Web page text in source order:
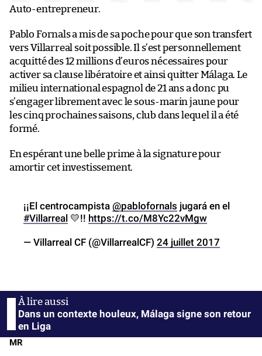
Auto-entrepreneur.
Pablo Fornals a mis de sa poche pour que son transfert
vers Villarreal soit possible. Il s’est personnellement
acquitté des 12 millions d’euros nécessaires pour
activer sa clause libératoire et ainsi quitter Málaga. Le
milieu international espagnol de 21 ans a donc pu
s’engager librement avec le sous-marin jaune pour
les cinq prochaines saisons, club dans lequel il a été
formé.
En espérant une belle prime à la signature pour
amortir cet investissement.
¡¡El centrocampista @pablofornals jugará en el
#Villarreal 💛!! https://t.co/M8Yc22vMgw
— Villarreal CF (@VillarrealCF) 24 juillet 2017
Dans un contexte houleux, Málaga signe son retour
en Liga
MR